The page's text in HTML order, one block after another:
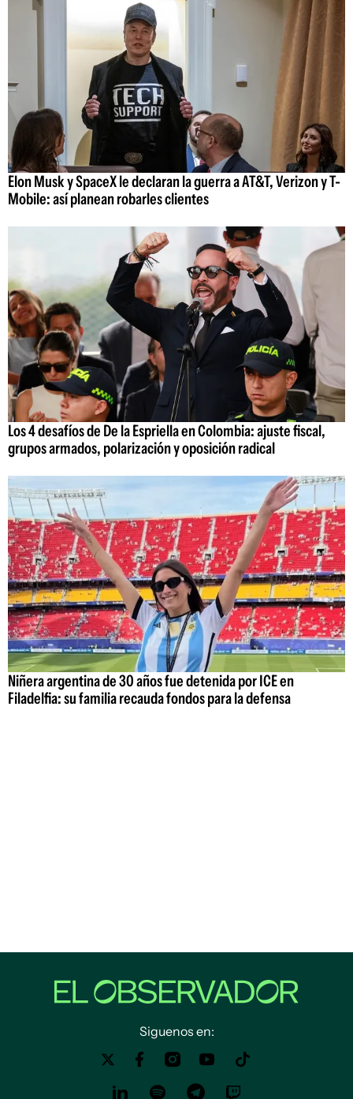
Elon Musk y SpaceX le declaran la guerra a AT&T, Verizon y T-
Mobile: así planean robarles clientes
Los 4 desafíos de De la Espriella en Colombia: ajuste fiscal,
grupos armados, polarización y oposición radical
Niñera argentina de 30 años fue detenida por ICE en
Filadelfia: su familia recauda fondos para la defensa
Siguenos en: